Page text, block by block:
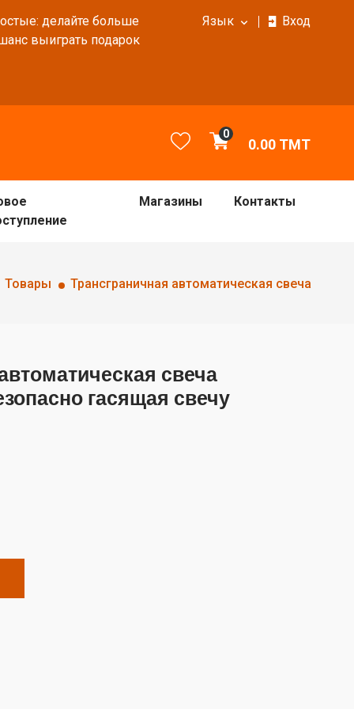
делайте больше
выиграть подарок
Язык Вход
0
0.00 TMT
Магазины Контакты
Товары Трансграничная автоматическая свеча
свеча
гасящая свечу